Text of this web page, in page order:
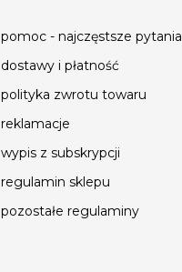
pomoc - najczęstsze pytania
dostawy i płatność
polityka zwrotu towaru
reklamacje
wypis z subskrypcji
regulamin sklepu
pozostałe regulaminy